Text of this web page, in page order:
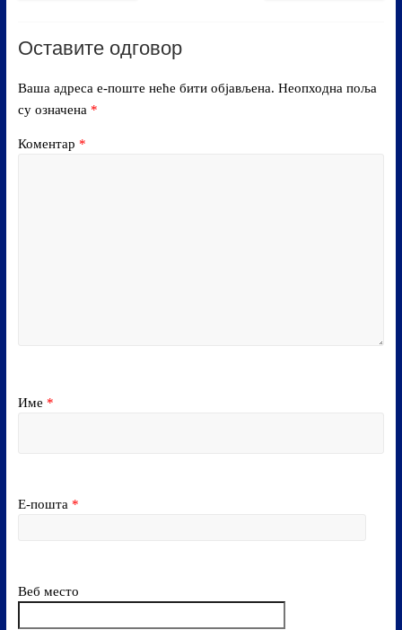
Оставите одговор
Ваша адреса е-поште неће бити објављена. Неопходна поља
су означена *
Коментар *
Име *
Е-пошта *
Веб место